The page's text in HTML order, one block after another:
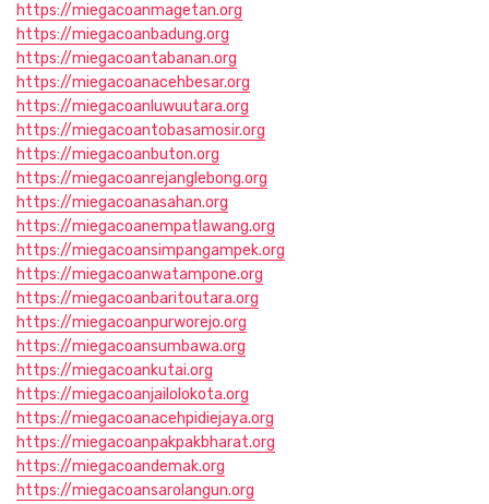
https://miegacoanmagetan.org
https://miegacoanbadung.org
https://miegacoantabanan.org
https://miegacoanacehbesar.org
https://miegacoanluwuutara.org
https://miegacoantobasamosir.org
https://miegacoanbuton.org
https://miegacoanrejanglebong.org
https://miegacoanasahan.org
https://miegacoanempatlawang.org
https://miegacoansimpangampek.org
https://miegacoanwatampone.org
https://miegacoanbaritoutara.org
https://miegacoanpurworejo.org
https://miegacoansumbawa.org
https://miegacoankutai.org
https://miegacoanjailolokota.org
https://miegacoanacehpidiejaya.org
https://miegacoanpakpakbharat.org
https://miegacoandemak.org
https://miegacoansarolangun.org